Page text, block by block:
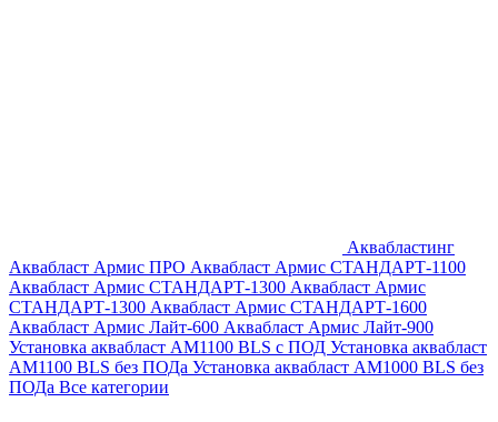
Аквабластинг
Аквабласт Армис ПРО Аквабласт Армис СТАНДАРТ-1100
Аквабласт Армис СТАНДАРТ-1300 Аквабласт Армис
СТАНДАРТ-1300 Аквабласт Армис СТАНДАРТ-1600
Аквабласт Армис Лайт-600 Аквабласт Армис Лайт-900
Установка аквабласт AM1100 BLS с ПОД Установка аквабласт
AM1100 BLS без ПОДа Установка аквабласт AM1000 BLS без
ПОДа Все категории